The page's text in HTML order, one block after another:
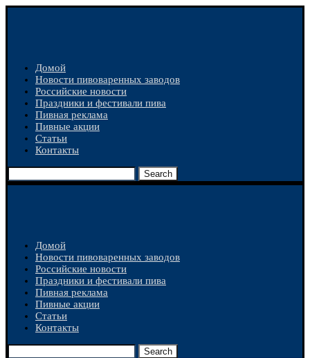
Домой
Новости пивоваренных заводов
Российские новости
Праздники и фестивали пива
Пивная реклама
Пивные акции
Статьи
Контакты
Search
Домой
Новости пивоваренных заводов
Российские новости
Праздники и фестивали пива
Пивная реклама
Пивные акции
Статьи
Контакты
Search